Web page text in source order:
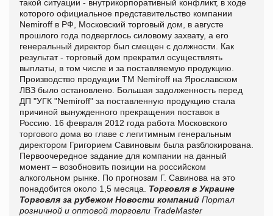
такой ситуации - внутрикорпоративный конфликт, в ходе
которого официальное представительство компании
Nemiroff в РФ, Московский торговый дом, в августе
прошлого года подверглось силовому захвату, а его
генеральный директор был смещен с должности. Как
результат - торговый дом прекратил осуществлять
выплаты, в том числе и за поставляемую продукцию.
Производство продукции ТМ Nemiroff на Ярославском
ЛВЗ было остановлено. Большая задолженность перед
ДП "УГК "Nemiroff" за поставленную продукцию стала
причиной вынужденного прекращения поставок в
Россию.
16 февраля 2012 года работа Московского
торгового дома во главе с легитимным генеральным
директором Григорием Савиновым была разблокирована.
Первоочередное задание для компании на данный
момент – возобновить позиции на российском
алкогольном рынке. По прогнозам Г. Савинова на это
понадобится около 1,5 месяца.
Торговля в Украине
Торговля за рубежом Новости компаний Портал
розничной и оптовой торговли TradeMaster